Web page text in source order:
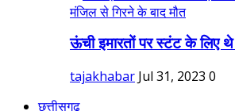
ऊंची इमारतों पर स्टंट के लिए
tajakhabar Jul 31, 2023 0
छत्तीसगढ़